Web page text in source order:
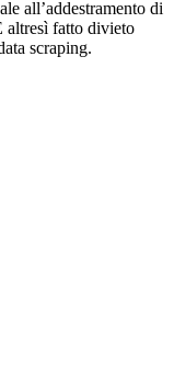
all’addestramento di
altresì fatto divieto
scraping.